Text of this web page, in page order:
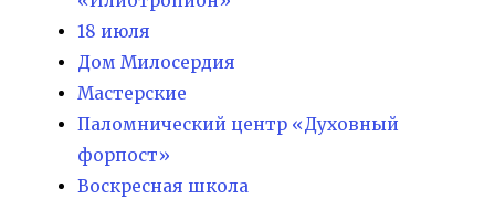
18 июля
Дом Милосердия
Мастерские
Паломнический центр «Духовный
форпост»
Воскресная школа